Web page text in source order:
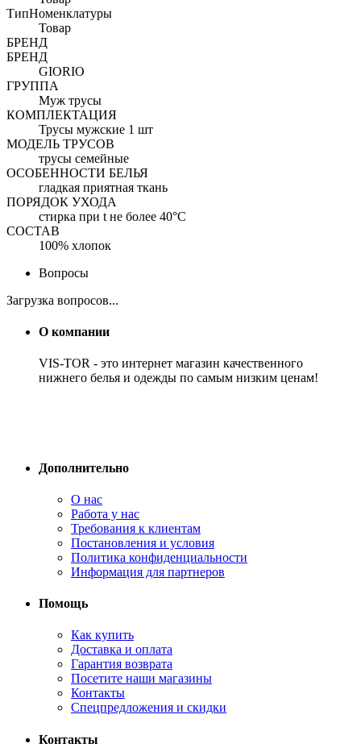
ТипНоменклатуры
Товар
БРЕНД
БРЕНД
GIORIO
ГРУППА
Муж трусы
КОМПЛЕКТАЦИЯ
Трусы мужские 1 шт
МОДЕЛЬ ТРУСОВ
трусы семейные
ОСОБЕННОСТИ БЕЛЬЯ
гладкая приятная ткань
ПОРЯДОК УХОДА
стирка при t не более 40°C
СОСТАВ
100% хлопок
Вопросы
Загрузка вопросов...
О компании
VIS-TOR - это интернет магазин качественного
нижнего белья и одежды по самым низким ценам!
Дополнительно
О нас
Работа у нас
Требования к клиентам
Постановления и условия
Политика конфиденциальности
Информация для партнеров
Помощь
Как купить
Доставка и оплата
Гарантия возврата
Посетите наши магазины
Контакты
Спецпредложения и скидки
Контакты